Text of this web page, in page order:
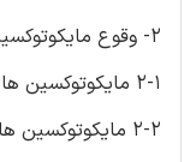
2- وقوع مایکوتوکسین ها
2-1 مایکوتوکسین ها در غذا و خوراک
2-2 مایکوتوکسین ها در گیاهان دارویی